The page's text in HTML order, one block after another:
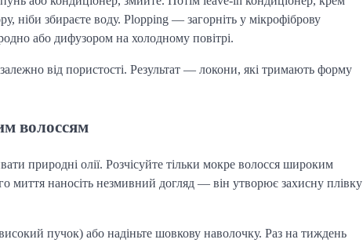
ніби збираєте воду. Plopping — загорніть у мікрофіброву
або дифузором на холодному повітрі.
від пористості. Результат — локони, які тримають форму
волоссям
природні олії. Розчісуйте тільки мокре волосся широким
миття наносіть незмивний догляд — він утворює захисну плівку
пучок) або надіньте шовкову наволочку. Раз на тиждень